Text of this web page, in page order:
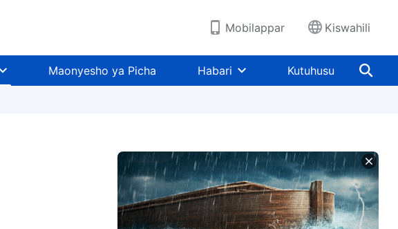
Mobilappar Kiswahili
Maonyesho ya Picha Habari Kutuhusu